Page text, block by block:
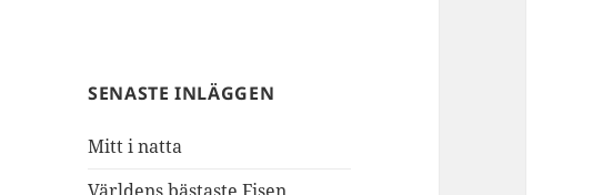
SENASTE INLÄGGEN
Mitt i natta